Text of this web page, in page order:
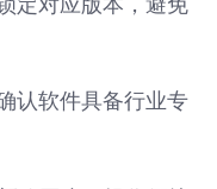
认软件具备行业专